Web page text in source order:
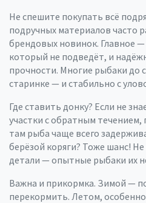
Не спешите покупать всё
подручных материалов часто
брендовых новинок. Главное
который не подведёт, и
прочности. Многие рыбаки до
старинке — и стабильно с
Где ставить донку? Если не
участки с обратным
там рыба чаще всего
берёзой коряги? Тоже шанс!
детали — опытные рыбаки их
Важна и прикормка. Зимой —
перекормить. Летом,